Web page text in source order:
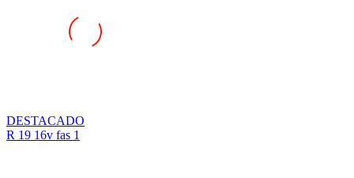
R 19 16v fas 1